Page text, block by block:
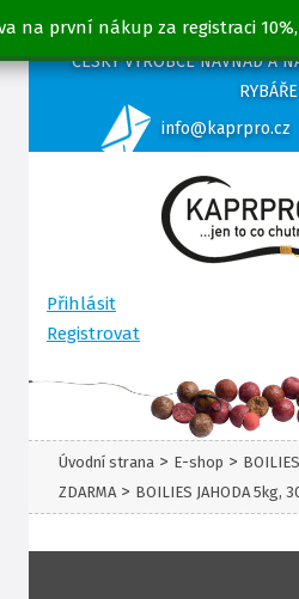
na první nákup za registraci
ČESKÝ VÝROBCE NÁVNAD A
RYBÁŘE
info@kaprpro.cz
Přihlásit
Registrovat
Úvodní strana > E-shop > BOILIES
ZDARMA > BOILIES JAHODA 5kg,